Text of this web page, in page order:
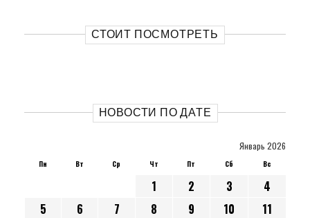
СТОИТ ПОСМОТРЕТЬ
НОВОСТИ ПО ДАТЕ
Январь 2026
Пн Вт Ср Чт Пт Сб Вс
1 2 3
4
5
6 7 8 9 10
11